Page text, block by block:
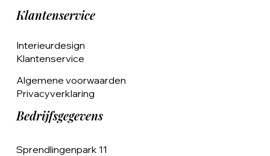
Klantenservice
Interieurdesign
Klantenservice
Algemene voorwaarden
Privacyverklaring
Bedrijfsgegevens
Sprendlingenpark 11